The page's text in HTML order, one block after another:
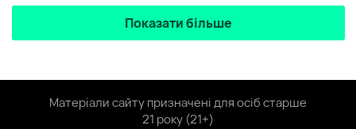
Показати більше
Матеріали сайту призначені для осіб старше
21 року (21+)